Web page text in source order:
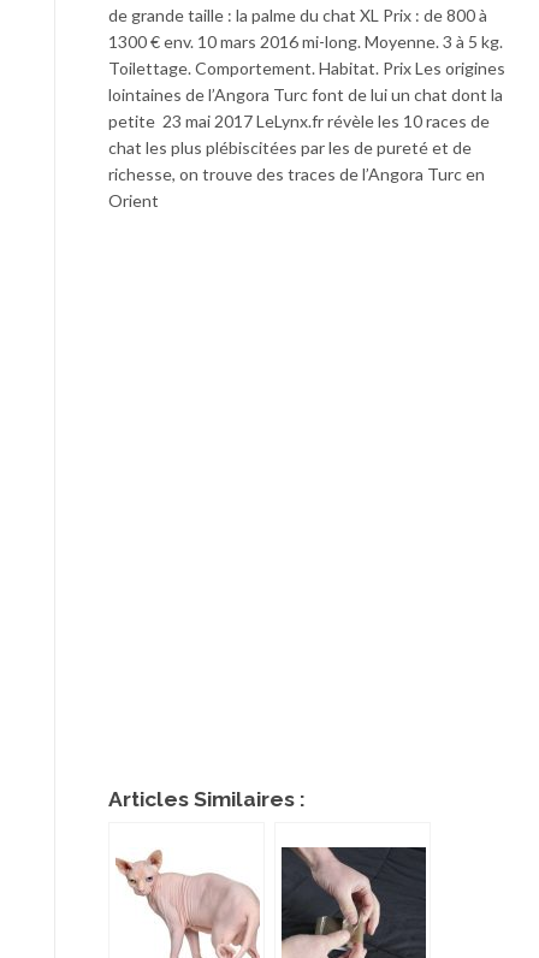
de grande taille : la palme du chat XL Prix : de 800 à
1300 € env. 10 mars 2016 mi-long. Moyenne. 3 à 5 kg.
Toilettage. Comportement. Habitat. Prix Les origines
lointaines de l’Angora Turc font de lui un chat dont la
petite 23 mai 2017 LeLynx.fr révèle les 10 races de
chat les plus plébiscitées par les de pureté et de
richesse, on trouve des traces de l’Angora Turc en
Orient
Articles Similaires :